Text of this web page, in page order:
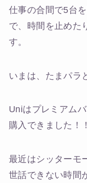
仕事の合間で5台
で、時間を止めた
す。
いまは、たまパラ
Uniはプレミアム
購入できました！！
最近はシッターモ
世話できない時間